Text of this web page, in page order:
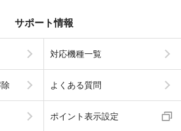
サポート情報
対応機種一覧
よくある質問
ポイント表示設定